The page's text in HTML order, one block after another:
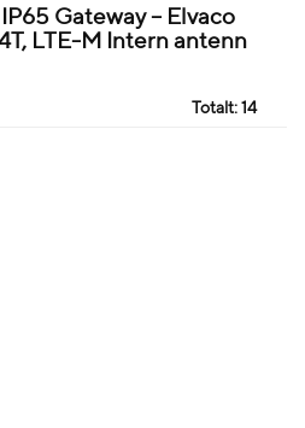
Gateway – Elvaco
LTE-M Intern antenn
Totalt: 14